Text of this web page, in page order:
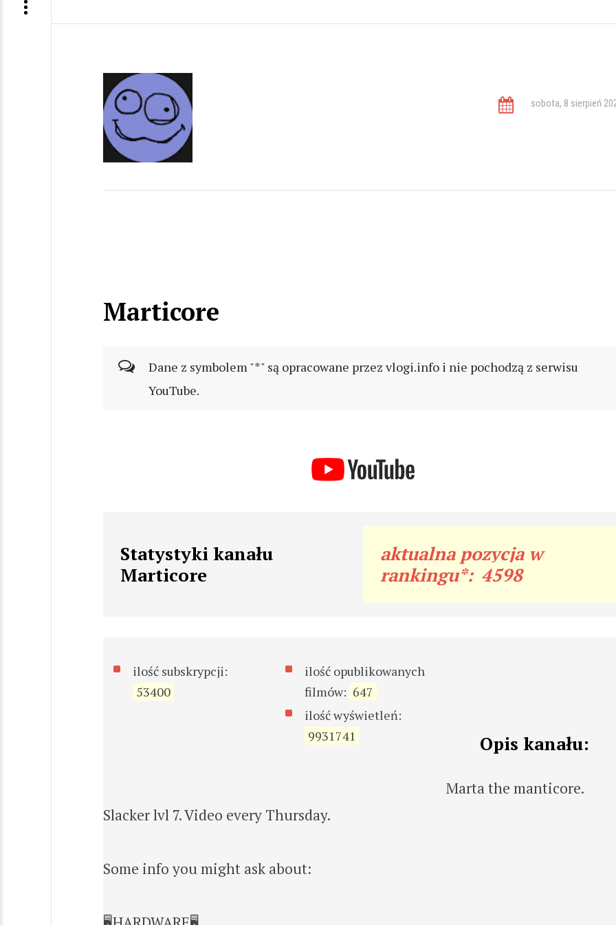
sobota, 8 sierpień
Marticore
Dane z symbolem "*" są opracowane przez vlogi.info i nie pochodzą z serwisu
YouTube.
Statystyki kanału
Marticore
aktualna pozycja w
rankingu*: 4598
ilość subskrypcji:
53400
ilość opublikowanych
filmów: 647
ilość wyświetleń:
9931741
Opis kanału:
Marta the manticore.
Slacker lvl 7. Video every Thursday.
Some info you might ask about: